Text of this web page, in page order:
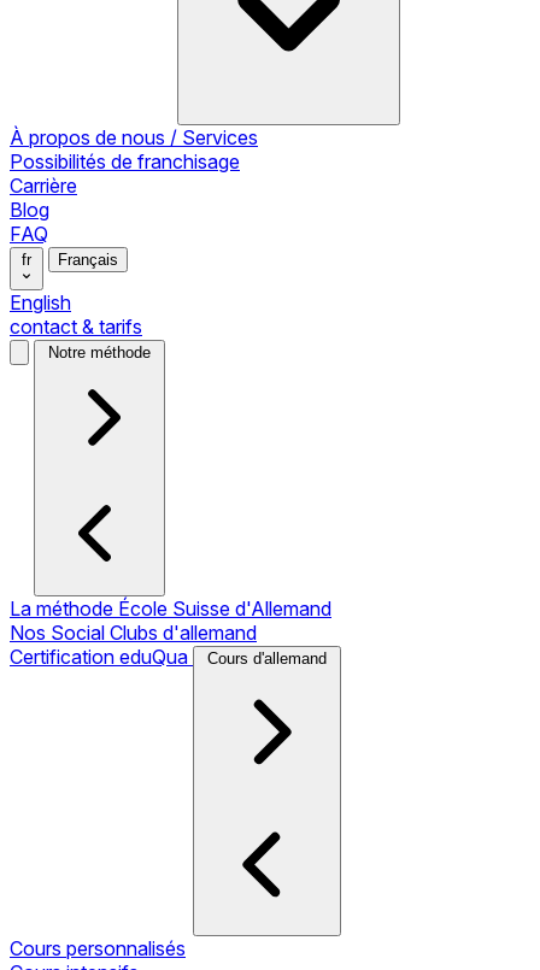
À propos de nous / Services
Possibilités de franchisage
Carrière
Blog
FAQ
fr Français
English
contact & tarifs
Notre méthode
La méthode École Suisse d'Allemand
Nos Social Clubs d'allemand
Certification eduQua
Cours d'allemand
Cours personnalisés